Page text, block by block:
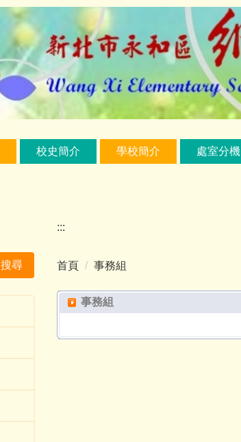
校史簡介 學校簡介 處室分機
搜尋
:::
首頁 事務組
事務組